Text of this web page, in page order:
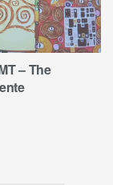
– The